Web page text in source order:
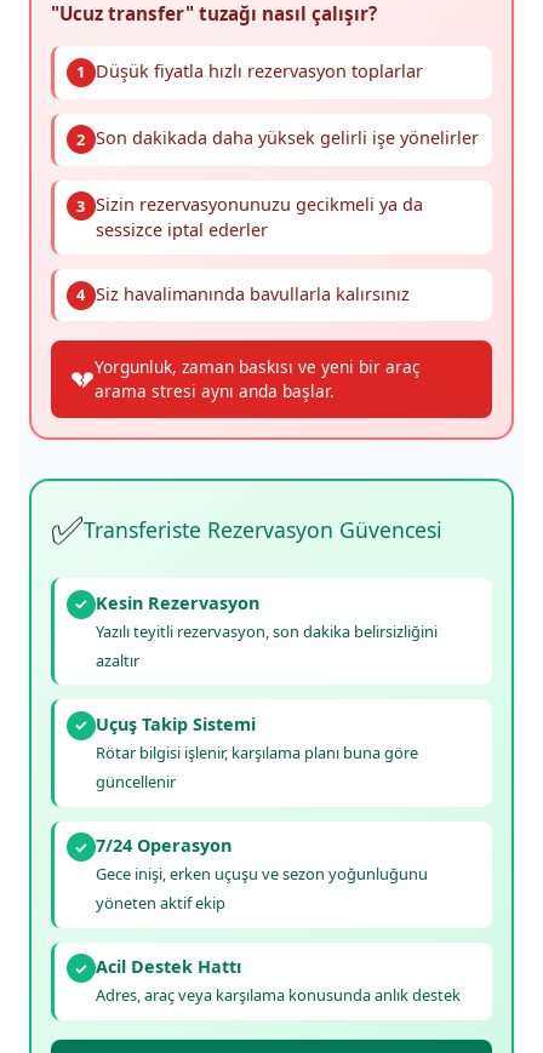
"Ucuz transfer" tuzağı nasıl çalışır?
1 Düşük fiyatla hızlı rezervasyon toplarlar
2 Son dakikada daha yüksek gelirli işe yönelirler
3 Sizin rezervasyonunuzu gecikmeli ya da
sessizce iptal ederler
4 Siz havalimanında bavullarla kalırsınız
💔Yorgunluk, zaman baskısı ve yeni bir araç
arama stresi aynı anda başlar.
✅Transferiste Rezervasyon Güvencesi
✓ Kesin Rezervasyon
Yazılı teyitli rezervasyon, son dakika belirsizliğini
azaltır
✓ Uçuş Takip Sistemi
Rötar bilgisi işlenir, karşılama planı buna göre
güncellenir
✓ 7/24 Operasyon
Gece inişi, erken uçuşu ve sezon yoğunluğunu
yöneten aktif ekip
✓ Acil Destek Hattı
Adres, araç veya karşılama konusunda anlık destek